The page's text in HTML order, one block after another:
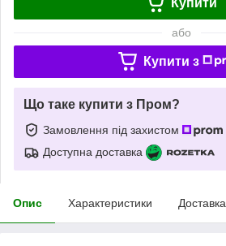
або
Купити з
Що таке купити з Пром?
Замовлення під захистом
Доступна доставка
Опис Характеристики Доставка